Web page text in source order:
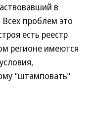
в
проблем это
есть реестр
регионе имеются
"штамповать"